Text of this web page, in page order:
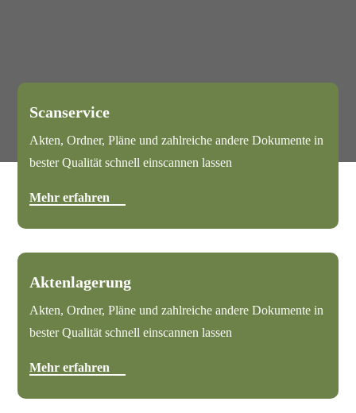
Scanservice
Akten, Ordner, Pläne und zahlreiche andere Dokumente in
bester Qualität schnell einscannen lassen
Mehr erfahren
Aktenlagerung
Akten, Ordner, Pläne und zahlreiche andere Dokumente in
bester Qualität schnell einscannen lassen
Mehr erfahren